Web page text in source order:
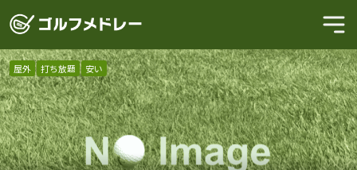
屋外 打ち放題 安い